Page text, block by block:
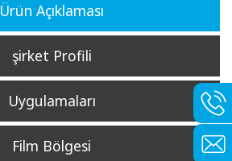
Ürün Açıklaması
şirket Profili
Uygulamaları
Film Bölgesi